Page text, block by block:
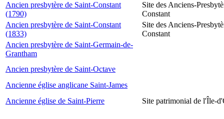
Ancien presbytère de Saint-Constant
(1790)
Site des Anciens-
Constant
Ancien presbytère de Saint-Constant
(1833)
Site des Anciens-
Constant
Ancien presbytère de Saint-Germain-de-
Grantham
Ancien presbytère de Saint-Octave
Ancienne église anglicane Saint-James
Ancienne église de Saint-Pierre
Site patrimonial de l'Île-